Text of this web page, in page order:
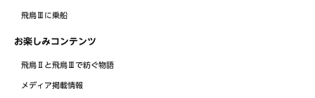
飛鳥Ⅲに乗船
お楽しみコンテンツ
飛鳥Ⅱと飛鳥Ⅲで紡ぐ物語
メディア掲載情報